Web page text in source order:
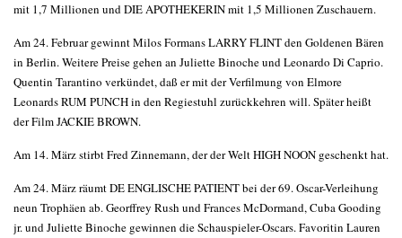
mit 1,7 Millionen und DIE APOTHEKERIN mit 1,5 Millionen Zuschauern.
Am 24. Februar gewinnt Milos Formans LARRY FLINT den Goldenen Bären
in Berlin. Weitere Preise gehen an Juliette Binoche und Leonardo Di Caprio.
Quentin Tarantino verkündet, daß er mit der Verfilmung von Elmore
Leonards RUM PUNCH in den Regiestuhl zurückkehren will. Später heißt
der Film JACKIE BROWN.
Am 14. März stirbt Fred Zinnemann, der der Welt HIGH NOON geschenkt hat.
Am 24. März räumt DE ENGLISCHE PATIENT bei der 69. Oscar-Verleihung
neun Trophäen ab. Georffrey Rush und Frances McDormand, Cuba Gooding
jr. und Juliette Binoche gewinnen die Schauspieler-Oscars. Favoritin Lauren